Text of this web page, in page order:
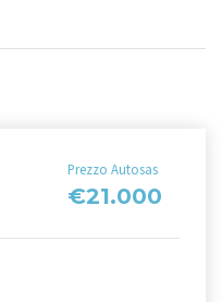
Prezzo Autosas
€21.000